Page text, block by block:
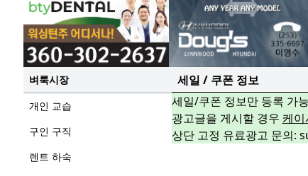
벼룩시장
개인 교습
구인 구직
렌트 하숙
세일 / 쿠폰 정보
세일/쿠폰 정보만 등록 가
광고글을 게시할 경우 케
상단 고정 유료광고 문의: